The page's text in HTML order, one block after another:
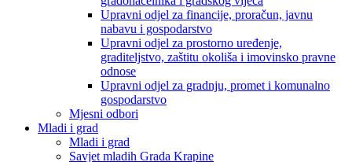
Upravni odjel za financije, proračun, javnu
nabavu i gospodarstvo
Upravni odjel za prostorno uređenje,
graditeljstvo, zaštitu okoliša i imovinsko pravne
odnose
Upravni odjel za gradnju, promet i komunalno
gospodarstvo
Mjesni odbori
Mladi i grad
Mladi i grad
Savjet mladih Grada Krapine